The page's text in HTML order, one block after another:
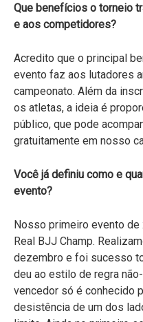
Que benefícios o torneio
e aos competidores?
Acredito que o principal
evento faz aos lutadores
campeonato. Além da
os atletas, a ideia é
público, que pode
gratuitamente em nosso
Você já definiu como e
evento?
Nosso primeiro evento de
Real BJJ Champ.
dezembro e foi sucesso
deu ao estilo de regra
vencedor só é conhecido
desistência de um dos